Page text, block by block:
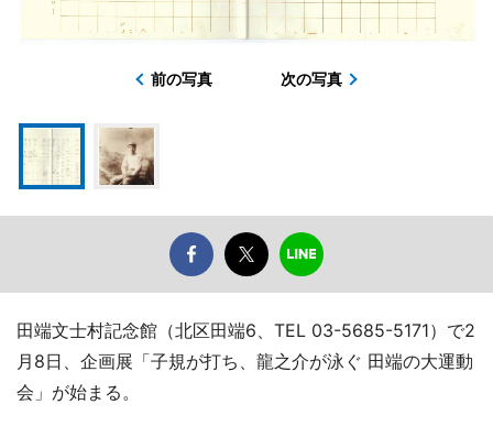
前の写真 次の写真
田端文士村記念館（北区田端6、TEL 03-5685-5171）で2
月8日、企画展「子規が打ち、龍之介が泳ぐ 田端の大運動
会」が始まる。